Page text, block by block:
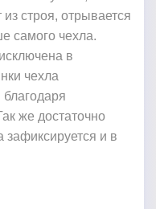
строя, отрывается
самого чехла.
в
чехла
же достаточно
зафиксируется и в